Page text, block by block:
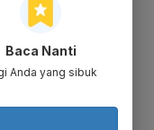
Baca Nanti
Anda yang sibuk